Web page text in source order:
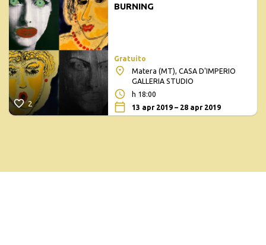
2
BURNING
Gratuito
Matera (MT), CASA D'IMPERIO
GALLERIA STUDIO
h 18:00
13 apr 2019 – 28 apr 2019